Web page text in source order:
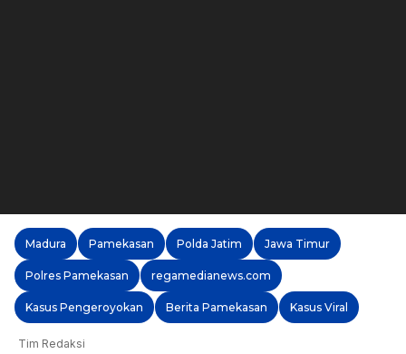
Madura Pamekasan Polda Jatim Jawa Timur
Polres Pamekasan regamedianews.com
Kasus Pengeroyokan Berita Pamekasan Kasus Viral
Tim Redaksi